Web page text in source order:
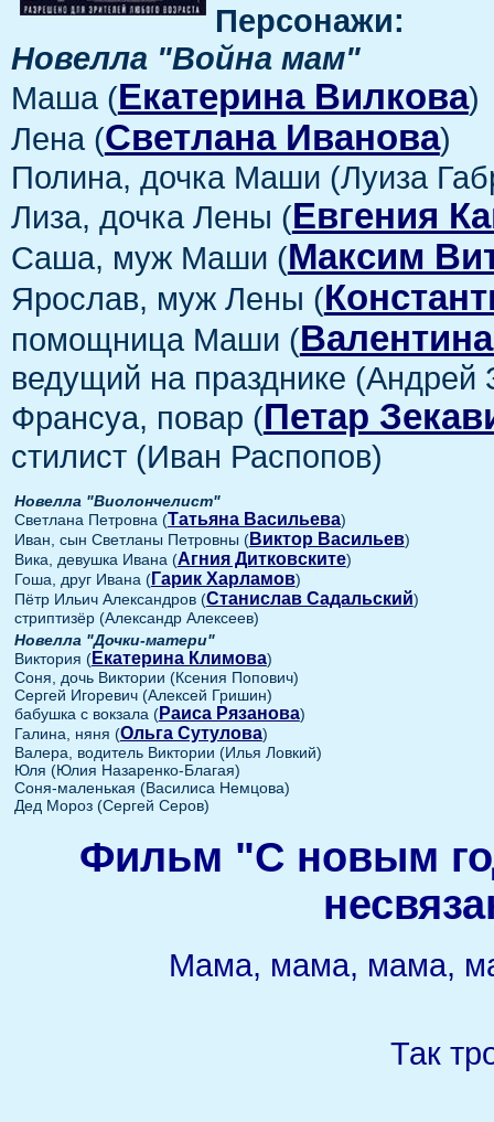
Персонажи:
Новелла "Война мам"
Маша (Екатерина Вилкова)
Лена (Светлана Иванова)
Полина, дочка Маши (Луиза
Лиза, дочка Лены (Евгения
Саша, муж Маши (Максим
Ярослав, муж Лены (
помощница Маши (
ведущий на празднике (Андрей
Франсуа, повар (Петар
стилист (Иван Распопов)
Новелла "Виолончелист"
Светлана Петровна (Татьяна Васильева)
Иван, сын Светланы Петровны (Виктор Васильев)
Вика, девушка Ивана (Агния Дитковските)
Гоша, друг Ивана (Гарик Харламов)
Пётр Ильич Александров (Станислав Садальский)
стриптизёр (Александр Алексеев)
Новелла "Дочки-матери"
Виктория (Екатерина Климова)
Соня, дочь Виктории (Ксения Попович)
Сергей Игоревич (Алексей Гришин)
бабушка с вокзала (Раиса Рязанова)
Галина, няня (Ольга Сутулова)
Валера, водитель Виктории (Илья Ловкий)
Юля (Юлия Назаренко-Благая)
Соня-маленькая (Василиса Немцова)
Дед Мороз (Сергей Серов)
Фильм "С новым
Мама, мама, мама,
Так